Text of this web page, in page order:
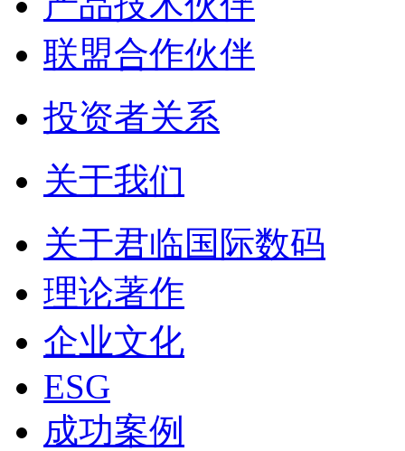
联盟合作伙伴
投资者关系
关于我们
关于君临国际数码
理论著作
企业文化
ESG
成功案例